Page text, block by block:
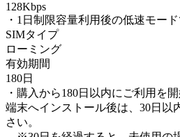
128Kbps
・1日制限容量利用後の低速モー
SIMタイプ
ローミング
有効期間
180日
・購入から180日以内にご利用を
端末へインストール後は、30日以
さい。